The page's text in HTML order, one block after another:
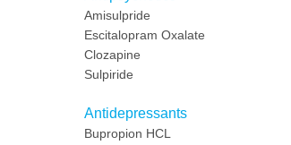
Amisulpride
Escitalopram Oxalate
Clozapine
Sulpiride
Antidepressants
Bupropion HCL